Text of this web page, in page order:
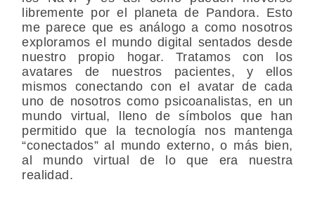
libremente por el planeta de Pandora. Esto
me parece que es análogo a como nosotros
exploramos el mundo digital sentados desde
nuestro propio hogar. Tratamos con los
avatares de nuestros pacientes, y ellos
mismos conectando con el avatar de cada
uno de nosotros como psicoanalistas, en un
mundo virtual, lleno de símbolos que han
permitido que la tecnología nos mantenga
“conectados” al mundo externo, o más bien,
al mundo virtual de lo que era nuestra
realidad.